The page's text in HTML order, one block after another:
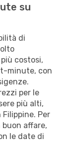
su
di
costosi,
minute, con
per le
più alti,
Per
affare,
le date di